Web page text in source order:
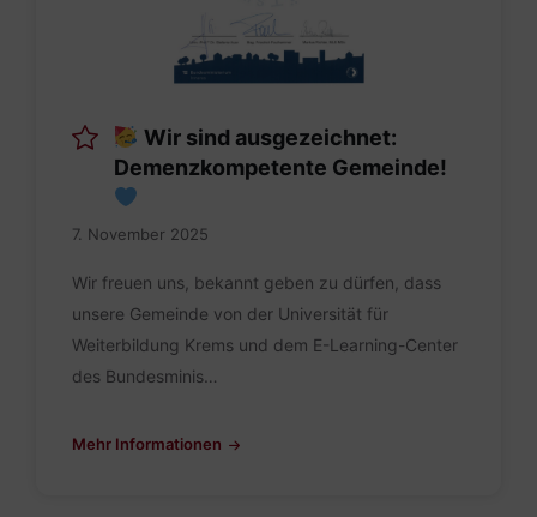
Wir sind ausgezeichnet:
Demenzkompetente Gemeinde!
7. November 2025
Wir freuen uns, bekannt geben zu dürfen, dass
unsere Gemeinde von der Universität für
Weiterbildung Krems und dem E-Learning-Center
des Bundesminis…
Mehr Informationen